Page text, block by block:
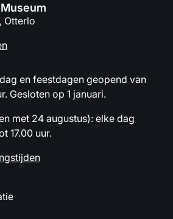
Otterlo
en feestdagen geopend van
Gesloten op 1 januari.
met 24 augustus): elke dag
17.00 uur.